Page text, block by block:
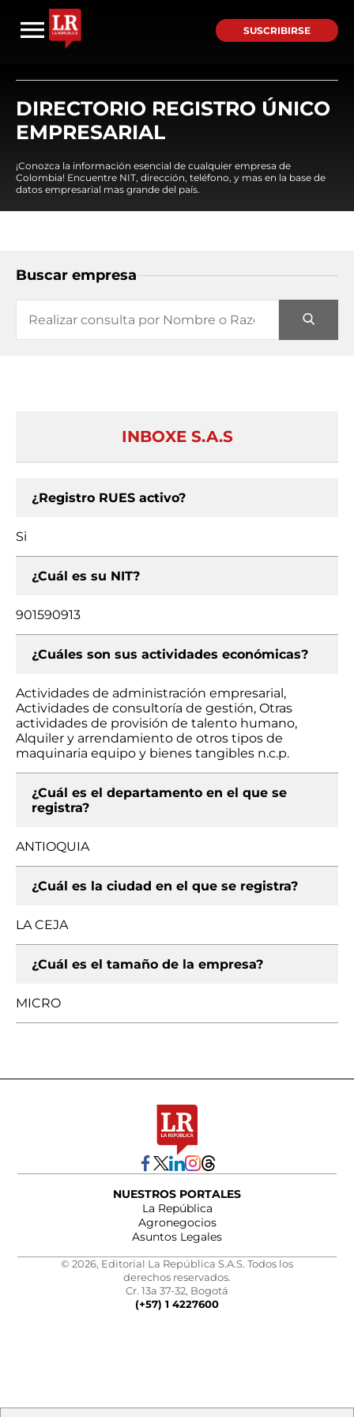
SUSCRIBIRSE
DIRECTORIO REGISTRO ÚNICO
EMPRESARIAL
¡Conozca la información esencial de cualquier empresa de
Colombia! Encuentre NIT, dirección, teléfono, y mas en la base de
datos empresarial mas grande del país.
Buscar empresa
INBOXE S.A.S
¿Registro RUES activo?
Si
¿Cuál es su NIT?
901590913
¿Cuáles son sus actividades económicas?
Actividades de administración empresarial,
Actividades de consultoría de gestión, Otras
actividades de provisión de talento humano,
Alquiler y arrendamiento de otros tipos de
maquinaria equipo y bienes tangibles n.c.p.
¿Cuál es el departamento en el que se
registra?
ANTIOQUIA
¿Cuál es la ciudad en el que se registra?
LA CEJA
¿Cuál es el tamaño de la empresa?
MICRO
NUESTROS PORTALES
La República
Agronegocios
Asuntos Legales
© 2026, Editorial La República S.A.S. Todos los
derechos reservados.
Cr. 13a 37-32, Bogotá
(+57) 1 4227600